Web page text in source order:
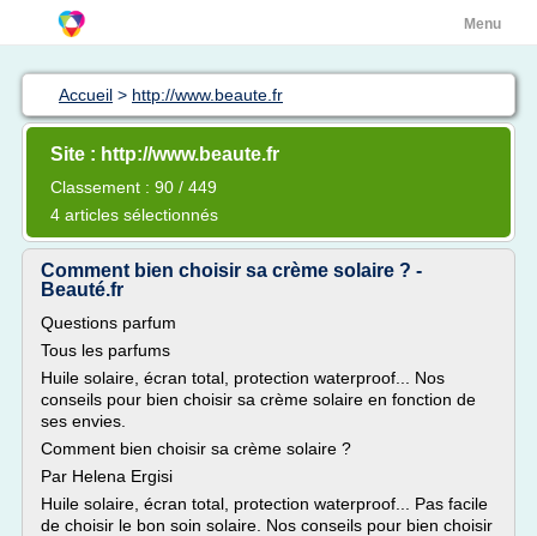
Menu
Accueil > http://www.beaute.fr
Site : http://www.beaute.fr
Classement : 90 / 449
4 articles sélectionnés
Comment bien choisir sa crème solaire ? -
Beauté.fr
Questions parfum
Tous les parfums
Huile solaire, écran total, protection waterproof... Nos
conseils pour bien choisir sa crème solaire en fonction de
ses envies.
Comment bien choisir sa crème solaire ?
Par Helena Ergisi
Huile solaire, écran total, protection waterproof... Pas facile
de choisir le bon soin solaire. Nos conseils pour bien choisir